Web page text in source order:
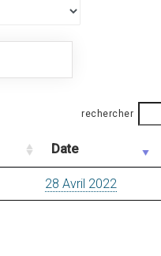
rechercher
Date
28 Avril 2022